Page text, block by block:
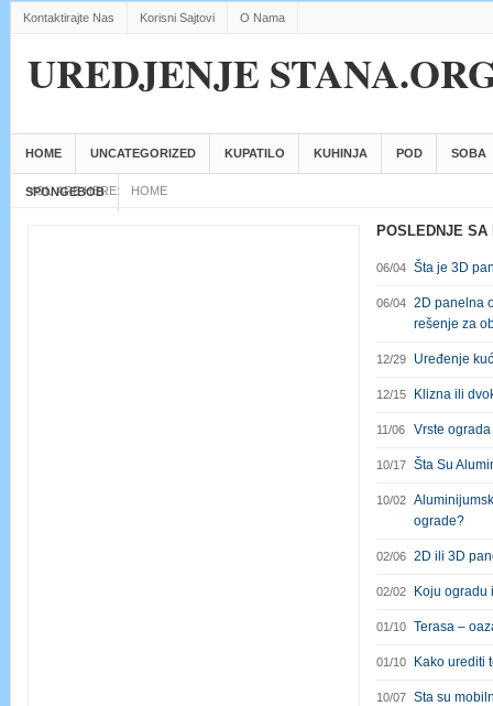
Kontaktirajte Nas Korisni Sajtovi O Nama
UREDJENJE
HOME UNCATEGORIZED KUPATILO KUHINJA POD SOBA
SPONGEBOB
YOU ARE HERE: HOME
POSLEDNJE SA
06/04 Šta je 3D
06/04
2D panelna
rešenje za
12/29 Uređenje
12/15 Klizna ili
11/06 Vrste
10/17 Šta Su
10/02
ograde?
02/06 2D ili 3D
02/02 Koju ogradu
01/10 Terasa –
01/10 Kako urediti
10/07
Sta su